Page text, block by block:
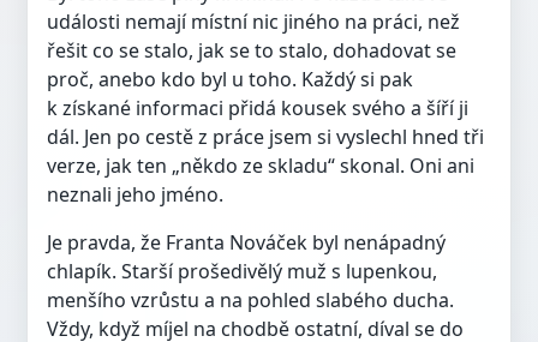
události nemají místní nic jiného na práci, než
řešit co se stalo, jak se to stalo, dohadovat se
proč, anebo kdo byl u toho. Každý si pak
k získané informaci přidá kousek svého a šíří ji
dál. Jen po cestě z práce jsem si vyslechl hned tři
verze, jak ten „někdo ze skladu“ skonal. Oni ani
neznali jeho jméno.
Je pravda, že Franta Nováček byl nenápadný
chlapík. Starší prošedivělý muž s lupenkou,
menšího vzrůstu a na pohled slabého ducha.
Vždy, když míjel na chodbě ostatní, díval se do